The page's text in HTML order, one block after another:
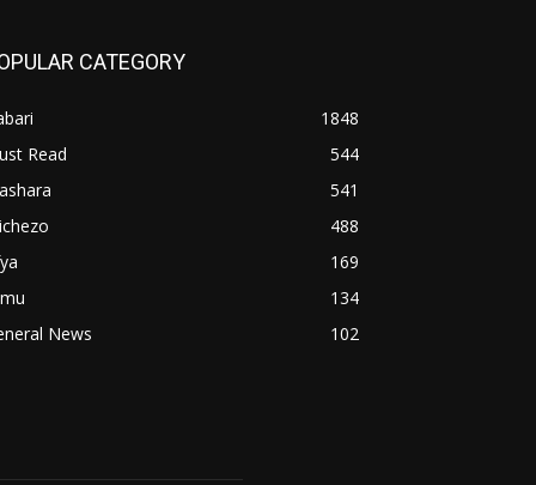
CATEGORY
1848
Read
544
541
488
169
134
News
102